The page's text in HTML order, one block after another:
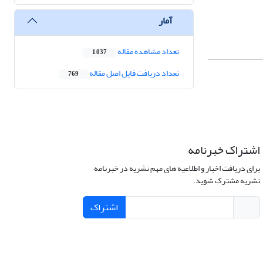
آمار
تعداد مشاهده مقاله 1,037
تعداد دریافت فایل اصل مقاله 769
اشتراک خبرنامه
برای دریافت اخبار و اطلاعیه های مهم نشریه در خبرنامه
نشریه مشترک شوید.
اشتراک